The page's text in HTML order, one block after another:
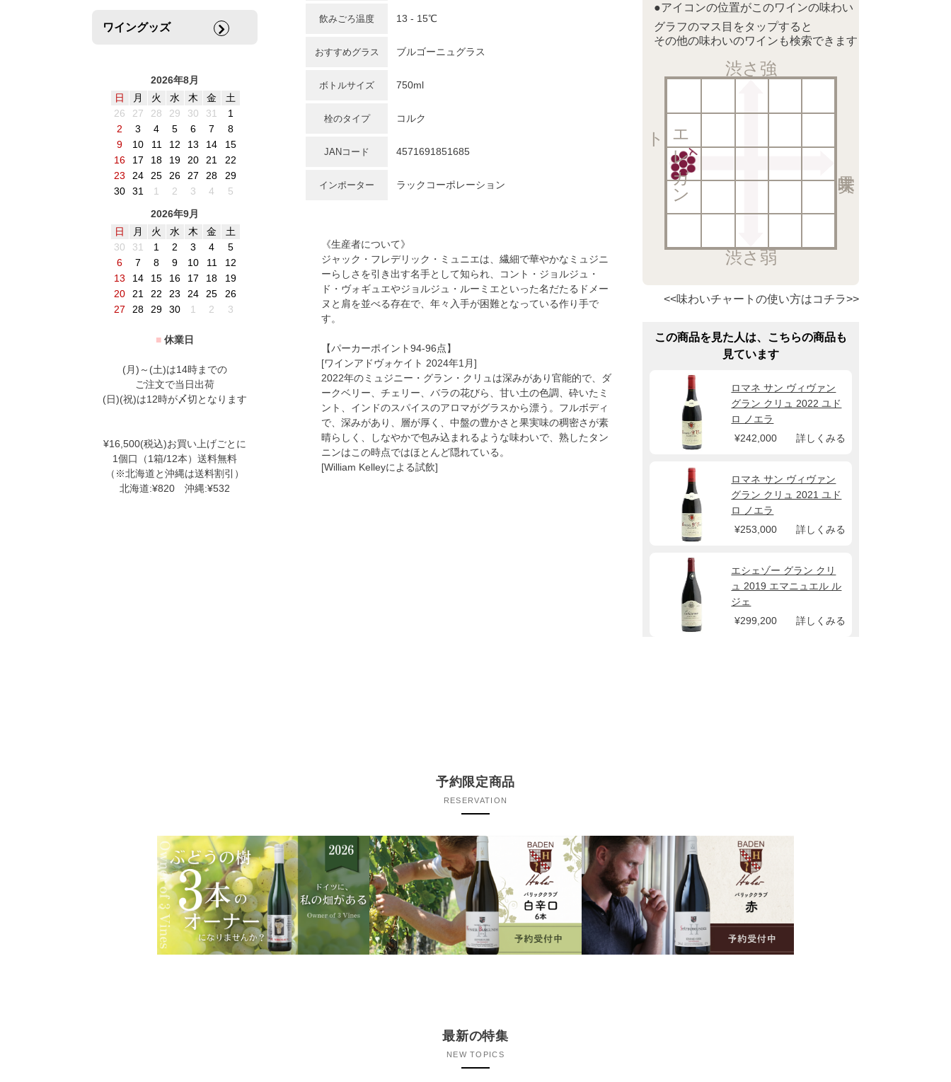
ワイングッズ
2026年8月
日
月 火 水 木 金
土
26
27 28 29 30 31
1
2
3 4 5 6 7
8
9
10 11 12 13 14
15
16
17 18 19 20 21
22
23
24 25 26 27 28
29
30
31 1 2 3 4
5
2026年9月
日
月 火 水 木 金
土
30
31 1 2 3 4
5
6
7 8 9 10 11
12
13
14 15 16 17 18
19
20
21 22 23 24 25
26
27
28 29 30 1 2 3
■ 休業日
(月)～(土)は14時までの
ご注文で当日出荷
(日)(祝)は12時が〆切となります
¥16,500(税込)お買い上げごとに
1個口（1箱/12本）送料無料
（※北海道と沖縄は送料割引）
北海道:¥820 沖縄:¥532
飲みごろ温度 13 - 15℃
おすすめグラス ブルゴーニュグラス
ボトルサイズ 750ml
栓のタイプ コルク
JANコード 4571691851685
インポーター ラックコーポレーション
《生産者について》
ジャック・フレデリック・ミュニエは、繊細で華やかなミュジニ
ーらしさを引き出す名手として知られ、コント・ジョルジュ・
ド・ヴォギュエやジョルジュ・ルーミエといった名だたるドメー
ヌと肩を並べる存在で、年々入手が困難となっている作り手で
す。
【パーカーポイント94-96点】
[ワインアドヴォケイト 2024年1月]
2022年のミュジニー・グラン・クリュは深みがあり官能的で、ダ
ークベリー、チェリー、バラの花びら、甘い土の色調、砕いたミ
ント、インドのスパイスのアロマがグラスから漂う。フルボディ
で、深みがあり、層が厚く、中盤の豊かさと果実味の稠密さが素
晴らしく、しなやかで包み込まれるような味わいで、熟したタン
ニンはこの時点ではほとんど隠れている。
[William Kelleyによる試飲]
●アイコンの位置がこのワインの味わい
グラフのマス目をタップすると
その他の味わいのワインも検索できます
渋さ強
渋さ弱
エ
レ
ガ
ン
ト
<<味わいチャートの使い方はコチラ>>
この商品を見た人は、こちらの商品も
見ています
ロマネ サン ヴィヴァン
グラン クリュ 2022 ユド
ロ ノエラ
¥242,000
詳しくみる
ロマネ サン ヴィヴァン
グラン クリュ 2021 ユド
ロ ノエラ
¥253,000
詳しくみる
エシェゾー グラン クリ
ュ 2019 エマニュエル ル
ジェ
¥299,200
詳しくみる
予約限定商品
RESERVATION
最新の特集
NEW TOPICS